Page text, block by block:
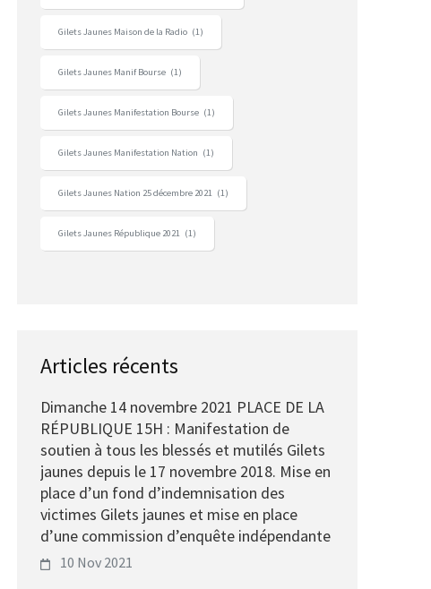
Gilets Jaunes Maison de la Radio (1)
Gilets Jaunes Manif Bourse (1)
Gilets Jaunes Manifestation Bourse (1)
Gilets Jaunes Manifestation Nation (1)
Gilets Jaunes Nation 25 décembre 2021 (1)
Gilets Jaunes République 2021 (1)
Articles récents
Dimanche 14 novembre 2021 PLACE DE LA
RÉPUBLIQUE 15H : Manifestation de
soutien à tous les blessés et mutilés Gilets
jaunes depuis le 17 novembre 2018. Mise en
place d’un fond d’indemnisation des
victimes Gilets jaunes et mise en place
d’une commission d’enquête indépendante
10 Nov 2021